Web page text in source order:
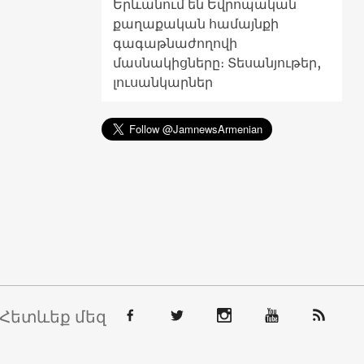
Երևանում են Եվրոպական
քաղաքական համայնքի
գագաթնաժողովի
մասնակիցները։ Տեսանյութեր,
լուսանկարներ
Հետևեք մեզ